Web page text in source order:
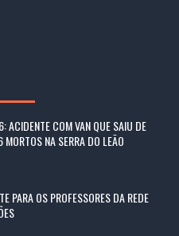
ACIDENTE COM VAN QUE SAIU DE
NA SERRA DO LEÃO
PARA OS PROFESSORES DA REDE